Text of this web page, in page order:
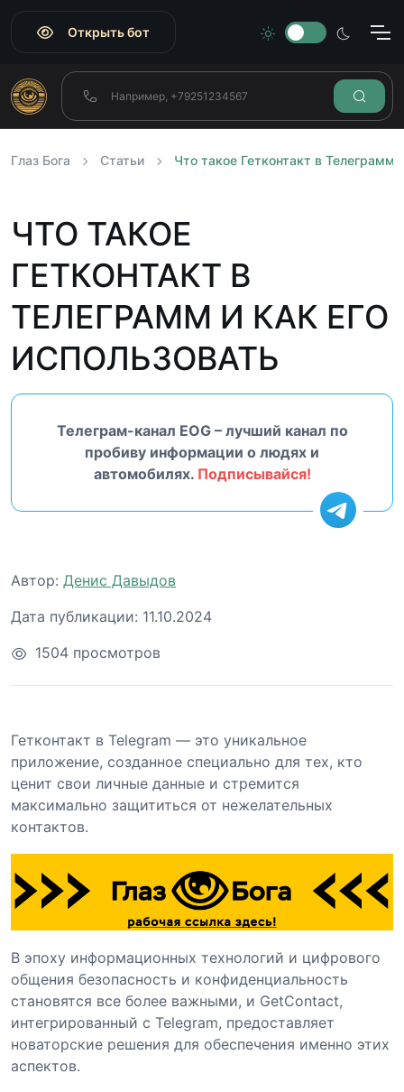
Открыть бот
Глаз Бога Статьи Что такое Гетконтакт в Телеграмм
ЧТО ТАКОЕ
ГЕТКОНТАКТ В
ТЕЛЕГРАММ И КАК ЕГО
ИСПОЛЬЗОВАТЬ
Телеграм-канал EOG – лучший канал по
пробиву информации о людях и
автомобилях. Подписывайся!
Автор: Денис Давыдов
Дата публикации: 11.10.2024
1504 просмотров
Гетконтакт в Telegram — это уникальное
приложение, созданное специально для тех, кто
ценит свои личные данные и стремится
максимально защититься от нежелательных
контактов.
В эпоху информационных технологий и цифрового
общения безопасность и конфиденциальность
становятся все более важными, и GetContact,
интегрированный с Telegram, предоставляет
новаторские решения для обеспечения именно этих
аспектов.